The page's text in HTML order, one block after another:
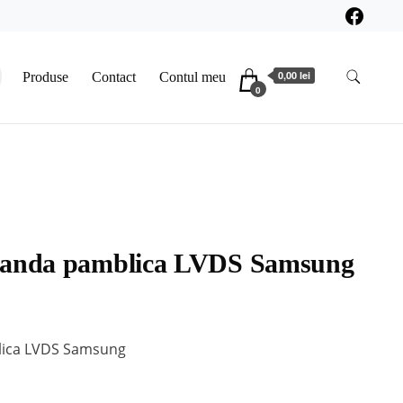
Produse Contact Contul meu
0
0,00 lei
pamblica LVDS Samsung
LVDS Samsung